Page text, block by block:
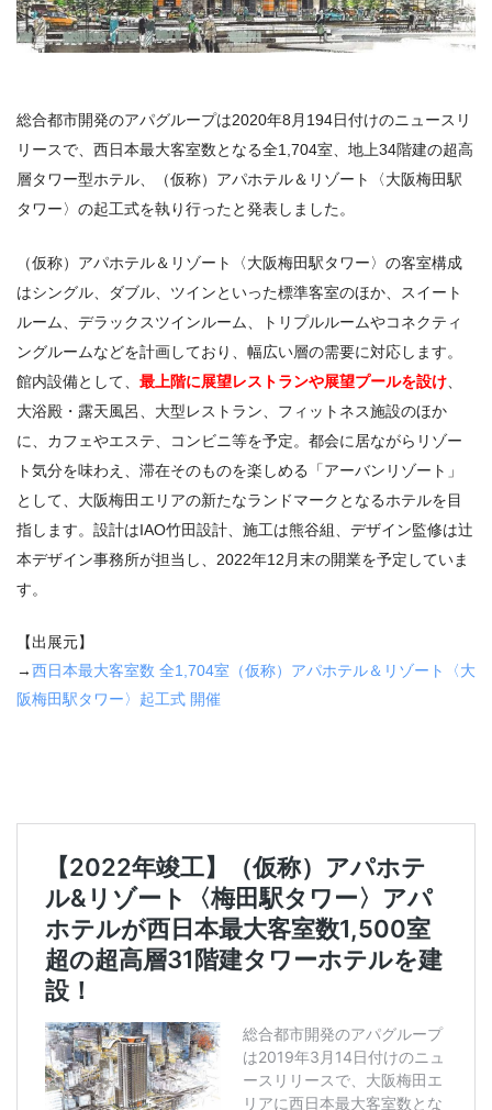
総合都市開発のアパグループは2020年8月194日付けのニュースリ
リースで、西日本最大客室数となる全1,704室、地上34階建の超高
層タワー型ホテル、（仮称）アパホテル＆リゾート〈大阪梅田駅
タワー〉の起工式を執り行ったと発表しました。
（仮称）アパホテル＆リゾート〈大阪梅田駅タワー〉の客室構成
はシングル、ダブル、ツインといった標準客室のほか、スイート
ルーム、デラックスツインルーム、トリプルルームやコネクティ
ングルームなどを計画しており、幅広い層の需要に対応します。
館内設備として、 最上階に展望レストランや展望プールを設け
大浴殿・露天風呂、大型レストラン、フィットネス施設のほか
に、カフェやエステ、コンビニ等を予定。都会に居ながらリゾー
ト気分を味わえ、滞在そのものを楽しめる「アーバンリゾート」
として、大阪梅田エリアの新たなランドマークとなるホテルを目
指します。設計はIAO竹田設計、施工は熊谷組、デザイン監修は辻
本デザイン事務所が担当し、 2022年12 月末の開業を予定していま
す。
【出展元】
→西日本最大客室数 全1,704室（仮称）アパホテル＆リゾート〈大
阪梅田駅タワー〉起工式 開催